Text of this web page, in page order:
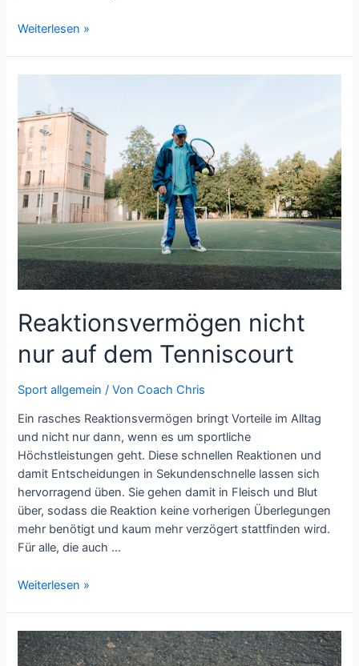
Langhantel-
das
beste
Equipment
für
dein
Workout
Weiterlesen »
Reaktionsvermögen nicht
nur auf dem Tenniscourt
Sport allgemein / VonCoach Chris
Ein rasches Reaktionsvermögen bringt Vorteile im Alltag
und nicht nur dann, wenn es um sportliche
Höchstleistungen geht. Diese schnellen Reaktionen und
damit Entscheidungen in Sekundenschnelle lassen sich
hervorragend üben. Sie gehen damit in Fleisch und Blut
über, sodass die Reaktion keine vorherigen Überlegungen
mehr benötigt und kaum mehr verzögert stattfinden wird.
Für alle, die auch …
Reaktionsvermögen
auf
dem
Weiterlesen »